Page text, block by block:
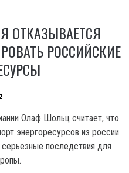
ОТКАЗЫВАЕТСЯ
РОССИЙСКИЕ
Олаф Шольц считает, что
энергоресурсов из россии
последствия для